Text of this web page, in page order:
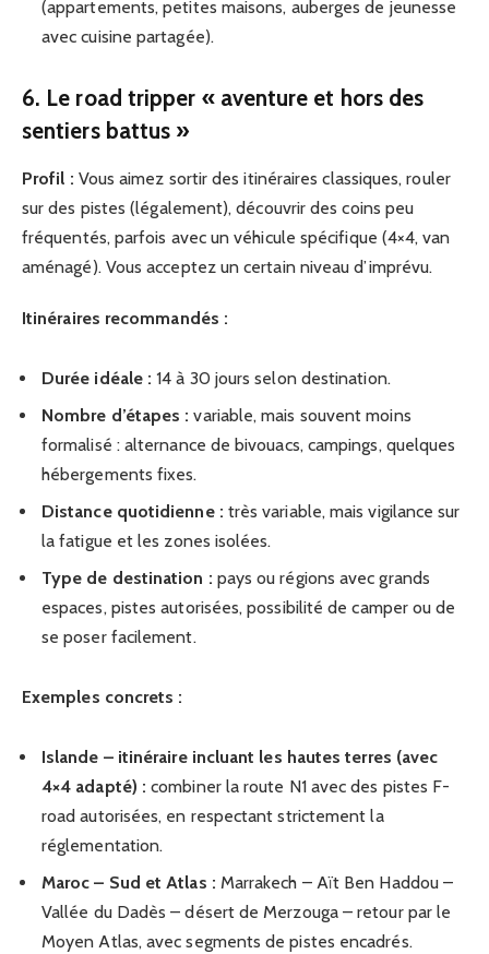
(appartements, petites maisons, auberges de jeunesse
avec cuisine partagée).
6. Le road tripper « aventure et hors des
sentiers battus »
Profil : Vous aimez sortir des itinéraires classiques, rouler
sur des pistes (légalement), découvrir des coins peu
fréquentés, parfois avec un véhicule spécifique (4×4, van
aménagé). Vous acceptez un certain niveau d’imprévu.
Itinéraires recommandés :
Durée idéale : 14 à 30 jours selon destination.
Nombre d’étapes : variable, mais souvent moins
formalisé : alternance de bivouacs, campings, quelques
hébergements fixes.
Distance quotidienne : très variable, mais vigilance sur
la fatigue et les zones isolées.
Type de destination : pays ou régions avec grands
espaces, pistes autorisées, possibilité de camper ou de
se poser facilement.
Exemples concrets :
Islande – itinéraire incluant les hautes terres (avec
4×4 adapté) : combiner la route N1 avec des pistes F-
road autorisées, en respectant strictement la
réglementation.
Maroc – Sud et Atlas : Marrakech – Aït Ben Haddou –
Vallée du Dadès – désert de Merzouga – retour par le
Moyen Atlas, avec segments de pistes encadrés.